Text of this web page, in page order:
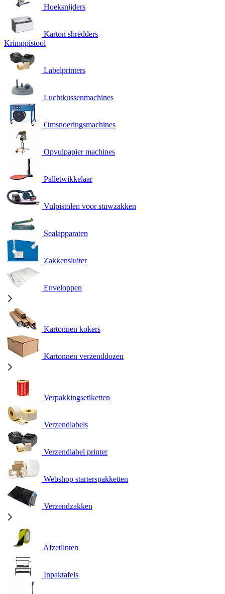
Hoeksnijders
Karton shredders
Krimppistool
Labelprinters
Luchtkussenmachines
Omsnoeringsmachines
Opvulpapier machines
Palletwikkelaar
Vulpistolen voor stuwzakken
Sealapparaten
Zakkensluiter
Enveloppen
Kartonnen kokers
Kartonnen verzenddozen
Verpakkingsetiketten
Verzendlabels
Verzendlabel printer
Webshop starterspakketten
Verzendzakken
Afzetlinten
Inpaktafels